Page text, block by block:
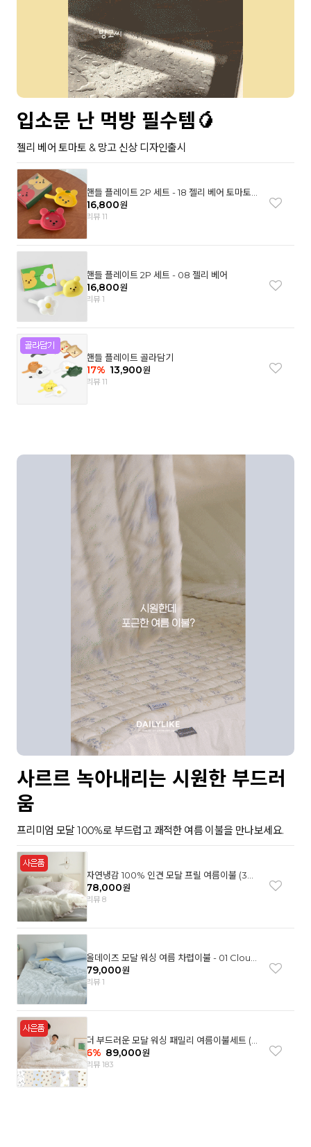
입소문 난 먹방 필수템🥭
젤리 베어 토마토 & 망고 신상 디자인출시
핸들 플레이트 2P 세트 - 18 젤리 베어 토마토
& 망고
16,800원
리뷰 11
핸들 플레이트 2P 세트 - 08 젤리 베어
16,800원
리뷰 1
핸들 플레이트 골라담기
17% 13,900원
리뷰 11
사르르 녹아내리는 시원한 부드러
움
프리미엄 모달 100%로 부드럽고 쾌적한 여름 이불을 만나보세요.
자연냉감 100% 인견 모달 프릴 여름이불 (3컬
러)
78,000원
리뷰 8
올데이즈 모달 워싱 여름 차렵이불 - 01 Cloud
garden(SS)
79,000원
리뷰 1
더 부드러운 모달 워싱 패밀리 여름이불세트 (8
컬러)
6% 89,000원
리뷰 183